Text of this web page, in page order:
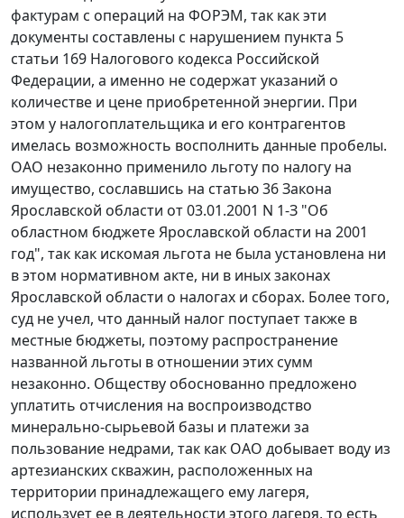
фактурам с операций на ФОРЭМ, так как эти
документы составлены с нарушением пункта 5
статьи 169 Налогового кодекса Российской
Федерации, а именно не содержат указаний о
количестве и цене приобретенной энергии. При
этом у налогоплательщика и его контрагентов
имелась возможность восполнить данные пробелы.
ОАО незаконно применило льготу по налогу на
имущество, сославшись на статью 36Закона
Ярославской области от 03.01.2001 N 1-З "Об
областном бюджете Ярославской области на 2001
год", так как искомая льгота не была установлена ни
в этом нормативном акте, ни в иных законах
Ярославской области о налогах и сборах. Более того,
суд не учел, что данный налог поступает также в
местные бюджеты, поэтому распространение
названной льготы в отношении этих сумм
незаконно. Обществу обоснованно предложено
уплатить отчисления на воспроизводство
минерально-сырьевой базы и платежи за
пользование недрами, так как ОАО добывает воду из
артезианских скважин, расположенных на
территории принадлежащего ему лагеря,
использует ее в деятельности этого лагеря, то есть